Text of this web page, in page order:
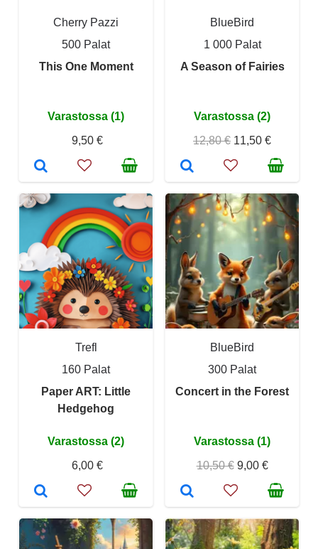
Cherry Pazzi
500 Palat
This One Moment
Varastossa (1)
9,50 €
BlueBird
1 000 Palat
A Season of Fairies
Varastossa (2)
12,80 € 11,50 €
Trefl
160 Palat
Paper ART: Little
Hedgehog
Varastossa (2)
6,00 €
BlueBird
300 Palat
Concert in the Forest
Varastossa (1)
10,50 € 9,00 €